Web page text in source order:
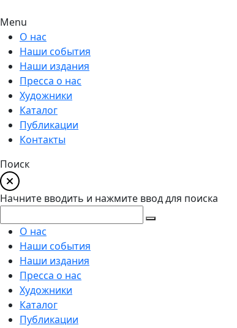
Menu
О нас
Наши события
Наши издания
Пресса о нас
Художники
Каталог
Публикации
Контакты
Поиск
Начните вводить и нажмите ввод для поиска
О нас
Наши события
Наши издания
Пресса о нас
Художники
Каталог
Публикации